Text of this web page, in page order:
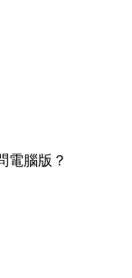
電腦版？